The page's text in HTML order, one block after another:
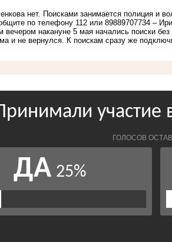
нет. Поисками занимается полиция и
по телефону 112 или 89889707734 –
накануне 5 мая начались поиски без
и не вернулся. К поискам сразу же